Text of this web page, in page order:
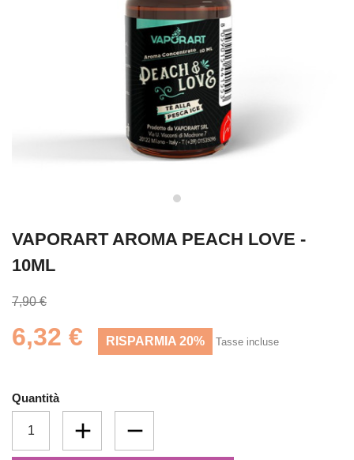
VAPORART AROMA PEACH LOVE -
10ML
7,90 €
6,32 € RISPARMIA 20% Tasse incluse
Quantità